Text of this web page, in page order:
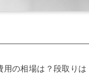
の相場は？段取りは